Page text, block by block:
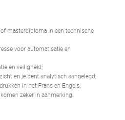
masterdiploma in een technische
voor automatisatie en
en veiligheid;
en je bent analytisch aangelegd;
in het Frans en Engels;
zeker in aanmerking.